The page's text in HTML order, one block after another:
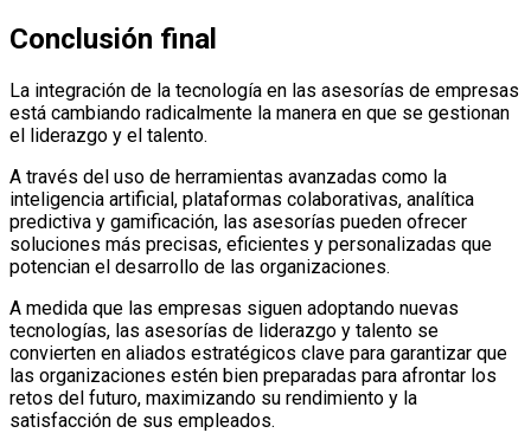
Conclusión final
La integración de la tecnología en las asesorías de empresas
está cambiando radicalmente la manera en que se gestionan
el liderazgo y el talento.
A través del uso de herramientas avanzadas como la
inteligencia artificial, plataformas colaborativas, analítica
predictiva y gamificación, las asesorías pueden ofrecer
soluciones más precisas, eficientes y personalizadas que
potencian el desarrollo de las organizaciones.
A medida que las empresas siguen adoptando nuevas
tecnologías, las asesorías de liderazgo y talento se
convierten en aliados estratégicos clave para garantizar que
las organizaciones estén bien preparadas para afrontar los
retos del futuro, maximizando su rendimiento y la
satisfacción de sus empleados.